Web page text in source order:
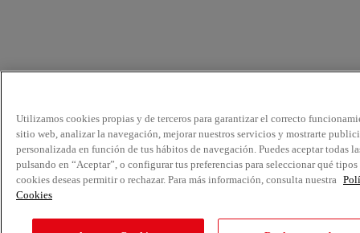
Utilizamos cookies propias y de terceros para garantizar el correcto
sitio web, analizar la navegación, mejorar nuestros servicios y mostrarte
personalizada en función de tus hábitos de navegación. Puedes aceptar todas
pulsando en “Aceptar”, o configurar tus preferencias para seleccionar qué tipos
cookies deseas permitir o rechazar. Para más información, consulta nuestra
Cookies